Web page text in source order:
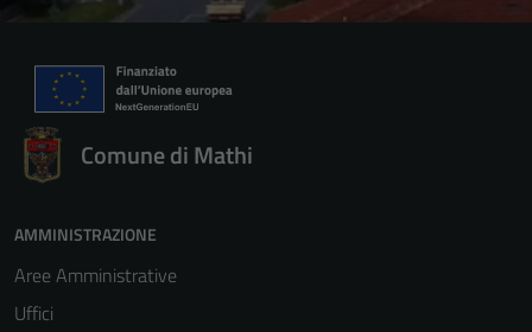
Comune di Mathi
AMMINISTRAZIONE
Aree Amministrative
Uffici